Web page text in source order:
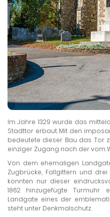
Im Jahre 1329 wurde das
Stadttor erbaut. Mit den
bedeutete dieser Bau das Tor
einziger Zugang nach der vom
Von dem ehemaligen
Zugbrücke, Fallgittern und
konnten nur dieser
1862 hinzugefügte Turmuhr
Landgate eines der
steht unter Denkmalschutz.